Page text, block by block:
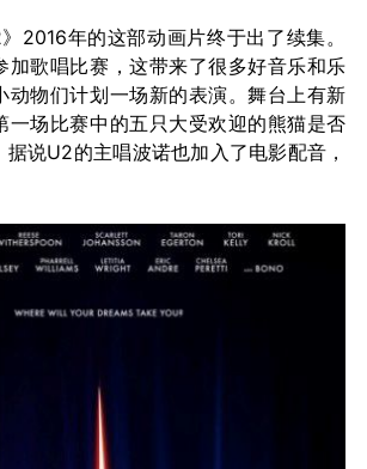
2016年的这部动画片终于出了续集。
加歌唱比赛，这带来了很多好音乐和乐
动物们计划一场新的表演。舞台上有新
一场比赛中的五只大受欢迎的熊猫是否
说U2的主唱波诺也加入了电影配音，